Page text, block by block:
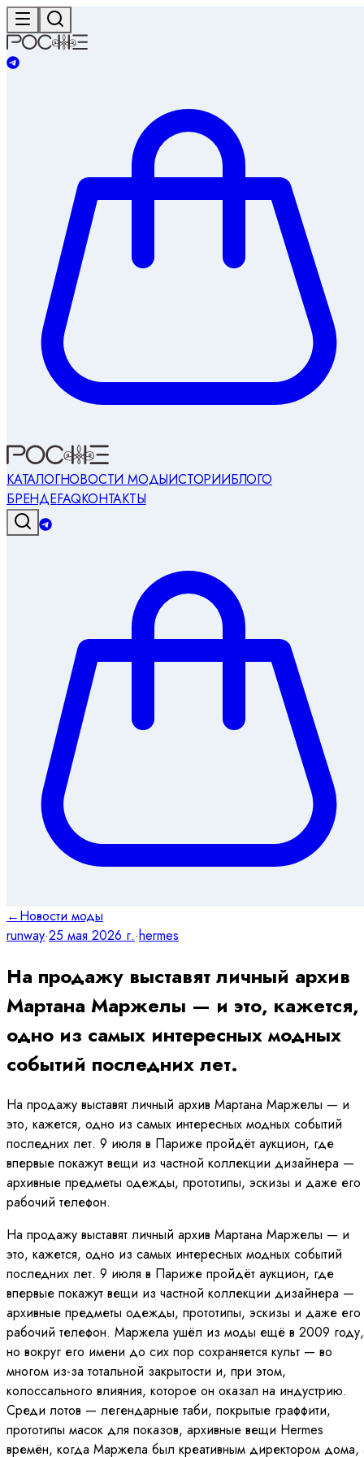
КАТАЛОГНОВОСТИ МОДЫИСТОРИИБЛОГО
БРЕНДЕFAQКОНТАКТЫ
←Новости моды
runway·25 мая 2026 г.·hermes
На продажу выставят личный архив
Мартана Маржелы — и это, кажется,
одно из самых интересных модных
событий последних лет.
На продажу выставят личный архив Мартана Маржелы — и
это, кажется, одно из самых интересных модных событий
последних лет. 9 июля в Париже пройдёт аукцион, где
впервые покажут вещи из частной коллекции дизайнера —
архивные предметы одежды, прототипы, эскизы и даже его
рабочий телефон.
На продажу выставят личный архив Мартана Маржелы — и
это, кажется, одно из самых интересных модных событий
последних лет. 9 июля в Париже пройдёт аукцион, где
впервые покажут вещи из частной коллекции дизайнера —
архивные предметы одежды, прототипы, эскизы и даже его
рабочий телефон. Маржела ушёл из моды ещё в 2009 году,
но вокруг его имени до сих пор сохраняется культ — во
многом из-за тотальной закрытости и, при этом,
колоссального влияния, которое он оказал на индустрию.
Среди лотов — легендарные таби, покрытые граффити,
прототипы масок для показов, архивные вещи Hermes
времён, когда Маржела был креативным директором дома,